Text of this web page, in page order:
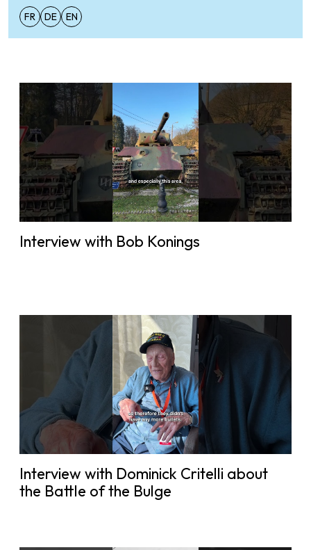
FR DE EN
Interview with Bob Konings
Interview with Dominick Critelli about
the Battle of the Bulge